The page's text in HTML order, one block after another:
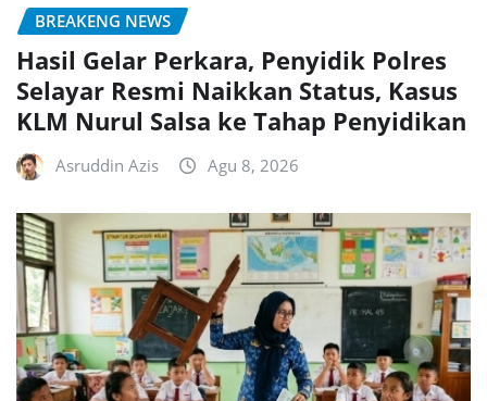
BREAKENG NEWS
Hasil Gelar Perkara, Penyidik Polres
Selayar Resmi Naikkan Status, Kasus
KLM Nurul Salsa ke Tahap Penyidikan
Asruddin Azis Agu 8, 2026